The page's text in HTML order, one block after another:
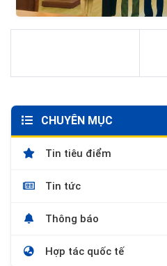
CHUYÊN MỤC
Tin tiêu điểm
Tin tức
Thông báo
Hợp tác quốc tế